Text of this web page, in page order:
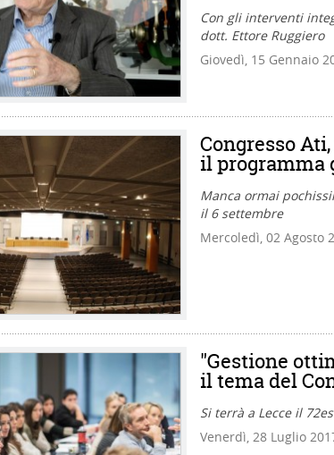
Con gli interventi
dott. Ettore Ruggiero
Giovedì, 15 Gennaio
Congresso
il programma
Manca ormai
il 6 settembre
Mercoledì, 02 Agosto
"Gestione
il tema del
Si terrà a Lecce il
Venerdì, 28 Luglio